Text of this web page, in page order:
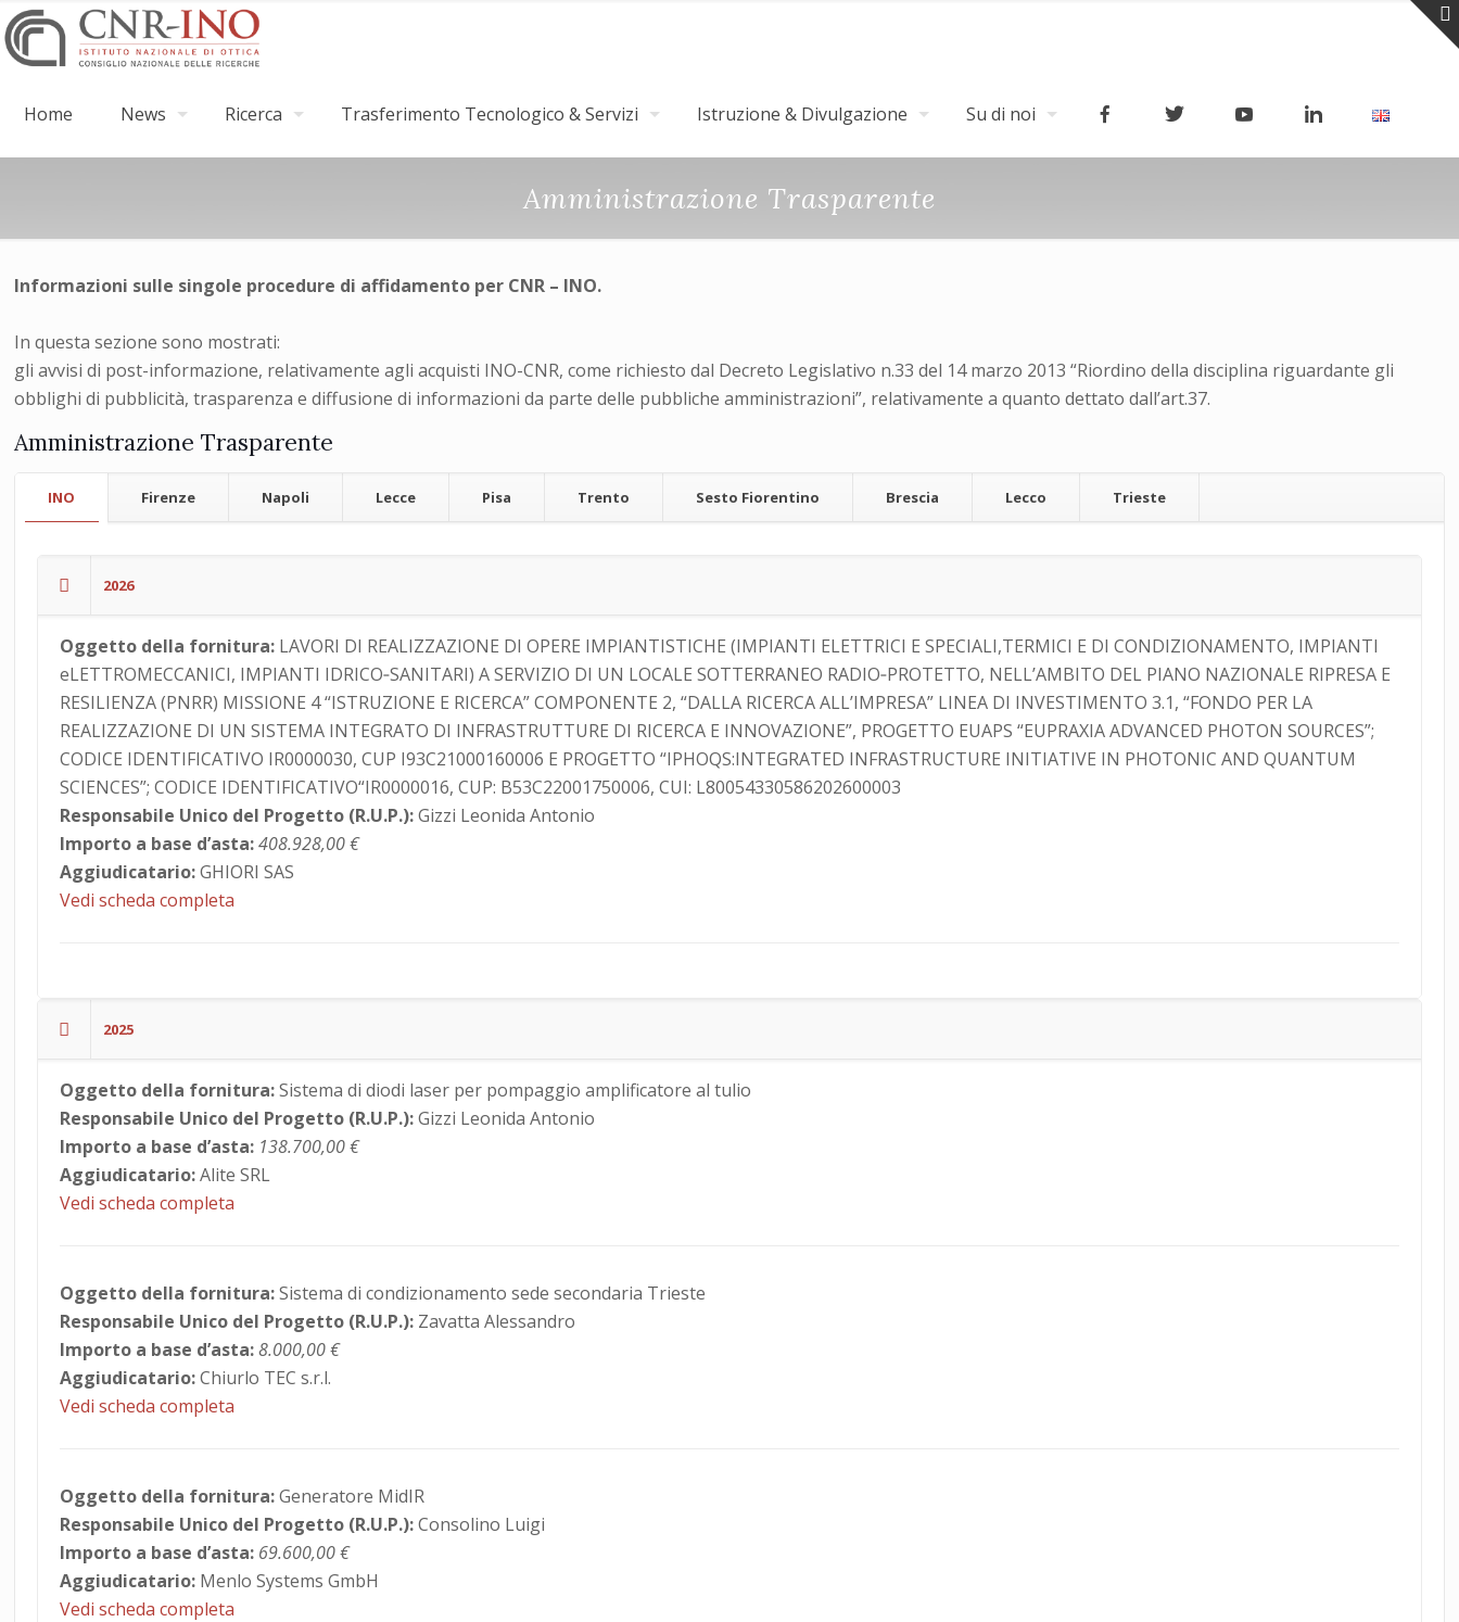
Home News Ricerca Trasferimento Tecnologico & Servizi Istruzione & Divulgazione Su di noi
Amministrazione Trasparente
Informazioni sulle singole procedure di affidamento per CNR – INO.
In questa sezione sono mostrati:
gli avvisi di post-informazione, relativamente agli acquisti INO-CNR, come richiesto dal Decreto Legislativo n.33 del 14 marzo 2013 “Riordino della disciplina riguardante gli
obblighi di pubblicità, trasparenza e diffusione di informazioni da parte delle pubbliche amministrazioni”, relativamente a quanto dettato dall’art.37.
Amministrazione Trasparente
INO Firenze Napoli Lecce Pisa Trento Sesto Fiorentino Brescia Lecco Trieste
2026
Oggetto della fornitura: LAVORI DI REALIZZAZIONE DI OPERE IMPIANTISTICHE (IMPIANTI ELETTRICI E SPECIALI,TERMICI E DI CONDIZIONAMENTO, IMPIANTI
eLETTROMECCANICI, IMPIANTI IDRICO‐SANITARI) A SERVIZIO DI UN LOCALE SOTTERRANEO RADIO‐PROTETTO, NELL’AMBITO DEL PIANO NAZIONALE RIPRESA E
RESILIENZA (PNRR) MISSIONE 4 “ISTRUZIONE E RICERCA” COMPONENTE 2, “DALLA RICERCA ALL’IMPRESA” LINEA DI INVESTIMENTO 3.1, “FONDO PER LA
REALIZZAZIONE DI UN SISTEMA INTEGRATO DI INFRASTRUTTURE DI RICERCA E INNOVAZIONE”, PROGETTO EUAPS “EUPRAXIA ADVANCED PHOTON SOURCES”;
CODICE IDENTIFICATIVO IR0000030, CUP I93C21000160006 E PROGETTO “IPHOQS:INTEGRATED INFRASTRUCTURE INITIATIVE IN PHOTONIC AND QUANTUM
SCIENCES”; CODICE IDENTIFICATIVO“IR0000016, CUP: B53C22001750006, CUI: L80054330586202600003
Responsabile Unico del Progetto (R.U.P.):Gizzi Leonida Antonio
Importo a base d’asta: 408.928,00 €
Aggiudicatario:GHIORI SAS
Vedi scheda completa
2025
Oggetto della fornitura:Sistema di diodi laser per pompaggio amplificatore al tulio
Responsabile Unico del Progetto (R.U.P.):Gizzi Leonida Antonio
Importo a base d’asta: 138.700,00 €
Aggiudicatario:Alite SRL
Vedi scheda completa
Oggetto della fornitura:Sistema di condizionamento sede secondaria Trieste
Responsabile Unico del Progetto (R.U.P.): Zavatta Alessandro
Importo a base d’asta: 8.000,00 €
Aggiudicatario:Chiurlo TEC s.r.l.
Vedi scheda completa
Oggetto della fornitura:Generatore MidIR
Responsabile Unico del Progetto (R.U.P.):Consolino Luigi
Importo a base d’asta: 69.600,00 €
Aggiudicatario: Menlo Systems GmbH
Vedi scheda completa